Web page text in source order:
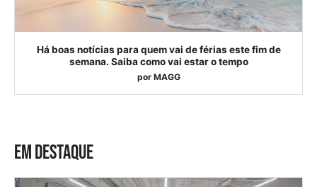
Há boas notícias para quem vai de férias este fim de
semana. Saiba como vai estar o tempo
por MAGG
EM DESTAQUE